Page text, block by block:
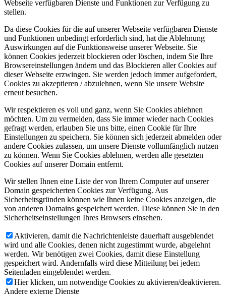
Webseite verfügbaren Dienste und Funktionen zur Verfügung zu
stellen.
Da diese Cookies für die auf unserer Webseite verfügbaren Dienste
und Funktionen unbedingt erforderlich sind, hat die Ablehnung
Auswirkungen auf die Funktionsweise unserer Webseite. Sie
können Cookies jederzeit blockieren oder löschen, indem Sie Ihre
Browsereinstellungen ändern und das Blockieren aller Cookies auf
dieser Webseite erzwingen. Sie werden jedoch immer aufgefordert,
Cookies zu akzeptieren / abzulehnen, wenn Sie unsere Website
erneut besuchen.
Wir respektieren es voll und ganz, wenn Sie Cookies ablehnen
möchten. Um zu vermeiden, dass Sie immer wieder nach Cookies
gefragt werden, erlauben Sie uns bitte, einen Cookie für Ihre
Einstellungen zu speichern. Sie können sich jederzeit abmelden oder
andere Cookies zulassen, um unsere Dienste vollumfänglich nutzen
zu können. Wenn Sie Cookies ablehnen, werden alle gesetzten
Cookies auf unserer Domain entfernt.
Wir stellen Ihnen eine Liste der von Ihrem Computer auf unserer
Domain gespeicherten Cookies zur Verfügung. Aus
Sicherheitsgründen können wie Ihnen keine Cookies anzeigen, die
von anderen Domains gespeichert werden. Diese können Sie in den
Sicherheitseinstellungen Ihres Browsers einsehen.
Aktivieren, damit die Nachrichtenleiste dauerhaft ausgeblendet
wird und alle Cookies, denen nicht zugestimmt wurde, abgelehnt
werden. Wir benötigen zwei Cookies, damit diese Einstellung
gespeichert wird. Andernfalls wird diese Mitteilung bei jedem
Seitenladen eingeblendet werden.
Hier klicken, um notwendige Cookies zu aktivieren/deaktivieren.
Andere externe Dienste